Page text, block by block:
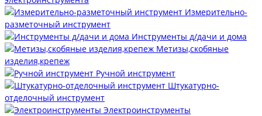
Измерительно-
разметочный инструмент
Инструменты д/дачи и дома
Метизы,скобяные
изделия,крепеж
Ручной инструмент
Штукатурно-
отделочный инструмент
Электроинструменты